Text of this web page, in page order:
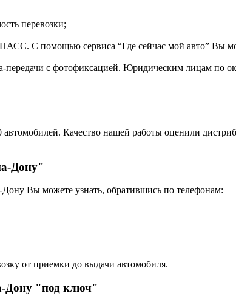
перевозки;
С помощью сервиса “Где сейчас мой авто” Вы
передачи с фотофиксацией. Юридическим лицам по
Качество нашей работы оценили
Дону"
Вы можете узнать, обратившись по телефонам:
от приемки до выдачи автомобиля.
Дону "под ключ"